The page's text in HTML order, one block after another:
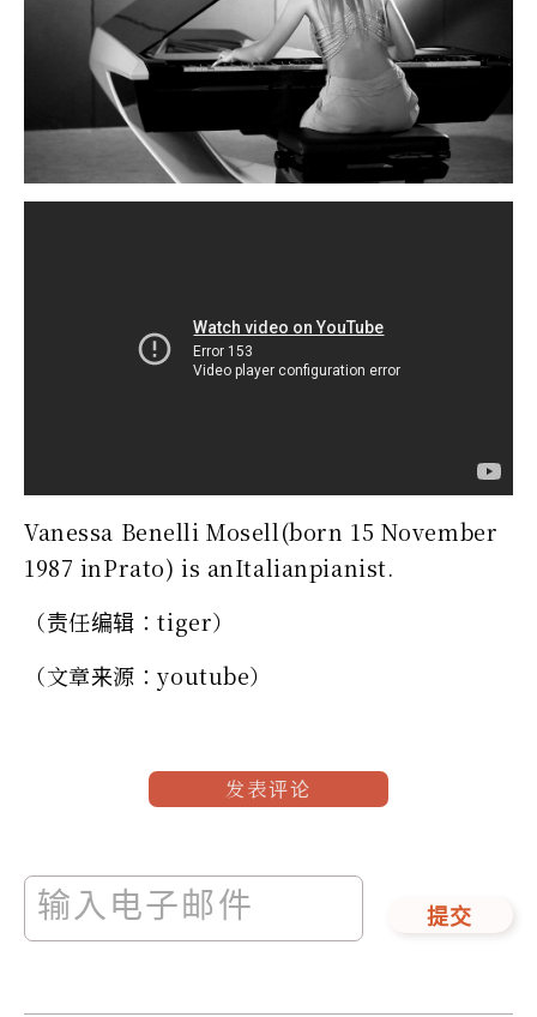
Vanessa Benelli Mosell(born 15 November
1987 inPrato) is anItalianpianist.
（责任编辑：tiger）
（文章来源：youtube）
发表评论
提交